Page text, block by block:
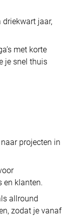
jaar,
met korte
je snel thuis
projecten in
en klanten.
allround
zodat je vanaf